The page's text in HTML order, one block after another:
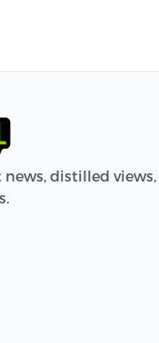
news, distilled